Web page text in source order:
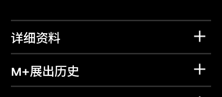
详细资料
M+展出历史